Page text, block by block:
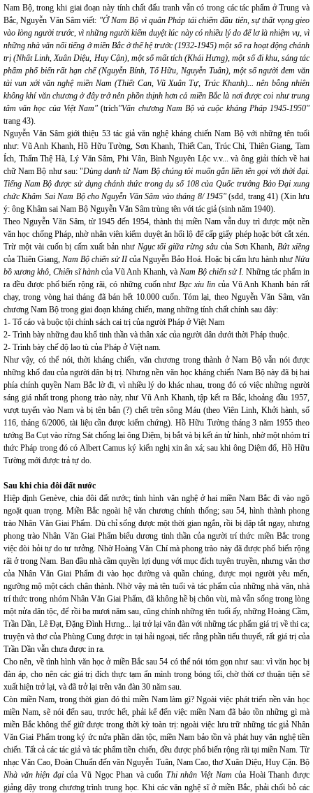
Nam Bộ, trong khi giai đoạn này tính chất đấu tranh vẫn có trong các tác phẩm ở Trung và
Bắc, Nguyễn Văn Sâm viết: "Ở Nam Bộ vì quân Pháp tái chiếm đầu tiên, sự thất vọng gieo
vào lòng người trước, vì những người kiểm duyệt lúc này có nhiều lý do để lơ là nhiệm vụ, vì
những nhà văn nổi tiếng ở miền Bắc ở thế hệ trước (1932-1945) một số ra hoạt động chánh
trị (Nhất Linh, Xuân Diệu, Huy Cận), một số mất tích (Khái Hưng), một số đi khu, sáng tác
phẩm phổ biến rất hạn chế (Nguyễn Bính, Tố Hữu, Nguyễn Tuân), một số người đem văn
tài vun xới văn nghệ miền Nam (Thiết Can, Vũ Xuân Tự, Trúc Khanh)... nên bỗng nhiên
không khí văn chương ở đây trở nên phồn thịnh hơn cả miền Bắc là nơi được coi như trung
tâm văn học của Việt Nam"(trích"Văn chương Nam Bộ và cuộc kháng Pháp 1945-1950"
trang 43).
Nguyễn Văn Sâm giới thiệu 53 tác giả văn nghệ kháng chiến Nam Bộ với những tên tuổi
như: Vũ Anh Khanh, Hồ Hữu Tường, Sơn Khanh, Thiết Can, Trúc Chi, Thiên Giang, Tam
Ích, Thẩm Thệ Hà, Lý Văn Sâm, Phi Vân, Bình Nguyên Lộc v.v... và ông giải thích về hai
chữ Nam Bộ như sau: "Dùng danh từ Nam Bộ chúng tôi muốn gắn liền tên gọi với thời đại.
Tiếng Nam Bộ được sử dụng chánh thức trong dụ số 108 của Quốc trưởng Bảo Đại xung
chức Khâm Sai Nam Bộ cho Nguyễn Văn Sâm vào tháng 8/ 1945"(sđd, trang 41) (Xin lưu
ý: ông Khâm sai Nam Bộ Nguyễn Văn Sâm trùng tên với tác giả (sinh năm 1940).
Theo Nguyễn Văn Sâm, từ 1945 đến 1954, thành thị miền Nam vẫn duy trì được một nền
văn học chống Pháp, nhờ nhân viên kiểm duyệt ăn hối lộ để cấp giấy phép hoặc bớt cắt xén.
Trừ một vài cuốn bị cấm xuất bản như Ngục tối giữa rừng sâucủa Sơn Khanh,Bứt xiềng
của Thiên Giang, Nam Bộ chiến sử IIcủa Nguyễn Bảo Hoá. Hoặc bị cấm lưu hành như Nửa
bồ xương khô, Chiến sĩ hành của Vũ Anh Khanh, và Nam Bộ chiến sử I. Những tác phẩm in
ra đều được phổ biến rộng rãi, có những cuốn nhưBạc xiu lìncủa Vũ Anh Khanh bán rất
chạy, trong vòng hai tháng đã bán hết 10.000 cuốn. Tóm lại, theo Nguyễn Văn Sâm, văn
chương Nam Bộ trong giai đoạn kháng chiến, mang những tính chất chính sau đây:
1- Tố cáo và buộc tội chính sách cai trị của người Pháp ở Việt Nam
2- Trình bày những đau khổ tinh thần và thân xác của người dân dưới thời Pháp thuộc.
2- Trình bày chế độ lao tù của Pháp ở Việt nam.
Như vậy, có thể nói, thời kháng chiến, văn chương trong thành ở Nam Bộ vẫn nói được
những khổ đau của người dân bị trị. Nhưng nền văn học kháng chiến Nam Bộ này đã bị hai
phía chính quyền Nam Bắc lờ đi, vì nhiều lý do khác nhau, trong đó có việc những người
sáng giá nhất trong phong trào này, như Vũ Anh Khanh, tập kết ra Bắc, khoảng đầu 1957,
vượt tuyến vào Nam và bị tên bắn (?) chết trên sông Máu (theo Viên Linh, Khởi hành, số
116, tháng 6/2006, tài liệu cần được kiểm chứng). Hồ Hữu Tường tháng 3 năm 1955 theo
tướng Ba Cụt vào rừng Sát chống lại ông Diệm, bị bắt và bị kết án tử hình, nhờ một nhóm trí
thức Pháp trong đó có Albert Camus ký kiến nghị xin ân xá; sau khi ông Diệm đổ, Hồ Hữu
Tường mới được trả tự do.
Sau khi chia đôi đất nước
Hiệp định Genève, chia đôi đất nước; tình hình văn nghệ ở hai miền Nam Bắc đi vào ngõ
ngoặt quan trọng. Miền Bắc ngoài hệ văn chương chính thống; sau 54, hình thành phong
trào Nhân Văn Giai Phẩm. Dù chỉ sống được một thời gian ngắn, rồi bị dập tắt ngay, nhưng
phong trào Nhân Văn Giai Phẩm biểu dương tinh thần của người trí thức miền Bắc trong
việc đòi hỏi tự do tư tưởng. Nhờ Hoàng Văn Chí mà phong trào này đã được phổ biến rộng
rãi ở trong Nam. Ban đầu nhà cầm quyền lợi dụng với mục đích tuyên truyền, nhưng văn thơ
của Nhân Văn Giai Phẩm đi vào học đường và quần chúng, được mọi người yêu mến,
ngưỡng mộ một cách chân thành. Nhờ vậy mà tên tuổi và tác phẩm của những nhà văn, nhà
trí thức trong nhóm Nhân Văn Giai Phẩm, đã không hề bị chôn vùi, mà vẫn sống trong lòng
một nửa dân tộc, để rồi ba mươi năm sau, cũng chính những tên tuổi ấy, những Hoàng Cầm,
Trần Dần, Lê Đạt, Đặng Đình Hưng... lại trở lại văn đàn với những tác phẩm giá trị về thi ca;
truyện và thơ của Phùng Cung được in tại hải ngoại, tiếc rằng phần tiểu thuyết, rất giá trị của
Trần Dần vẫn chưa được in ra.
Cho nên, về tình hình văn học ở miền Bắc sau 54 có thể nói tóm gọn như sau: vì văn học bị
đàn áp, cho nên các giá trị đích thực tạm ẩn mình trong bóng tối, chờ thời cơ thuận tiện sẽ
xuất hiện trở lại, và đã trở lại trên văn đàn 30 năm sau.
Còn miền Nam, trong thời gian đó thì miền Nam làm gì? Ngoài việc phát triển nền văn học
miền Nam, sẽ nói đến sau, trước hết, phải kể đến việc miền Nam đã bảo tồn những gì mà
miền Bắc không thể giữ được trong thời kỳ toàn trị: ngoài việc lưu trữ những tác giả Nhân
Văn Giai Phẩm trong ký ức nửa phần dân tộc, miền Nam bảo tồn và phát huy văn nghệ tiền
chiến. Tất cả các tác giả và tác phẩm tiền chiến, đều được phổ biến rộng rãi tại miền Nam. Từ
nhạc Văn Cao, Đoàn Chuẩn đến văn Nguyễn Tuân, Nam Cao, thơ Xuân Diệu, Huy Cận. Bộ
Nhà văn hiện đạicủa Vũ Ngọc Phan và cuốn Thi nhân Việt Nam của Hoài Thanh được
giảng dậy trong chương trình trung học. Khi các văn nghệ sĩ ở miền Bắc, phải chối bỏ các